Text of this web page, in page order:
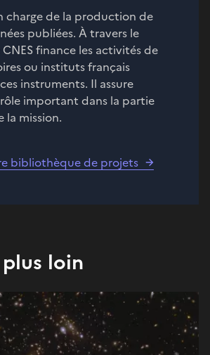
charge de la production de
publiées. À travers le
finance les activités de
ou instituts français
instruments. Il assure
important dans la partie
la mission.
bibliothèque de projets
loin